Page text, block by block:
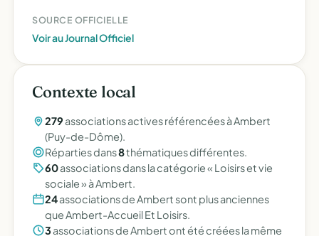
SOURCE OFFICIELLE
Voir au Journal Officiel
Contexte local
279 associations actives référencées à Ambert
(Puy-de-Dôme).
Réparties dans8thématiques différentes.
60associations dans la catégorie « Loisirs et vie
sociale » à Ambert.
24associations de Ambert sont plus anciennes
que Ambert-Accueil Et Loisirs.
3associations de Ambert ont été créées la même